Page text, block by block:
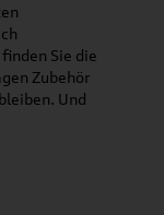
Sie die
Zubehör
Und